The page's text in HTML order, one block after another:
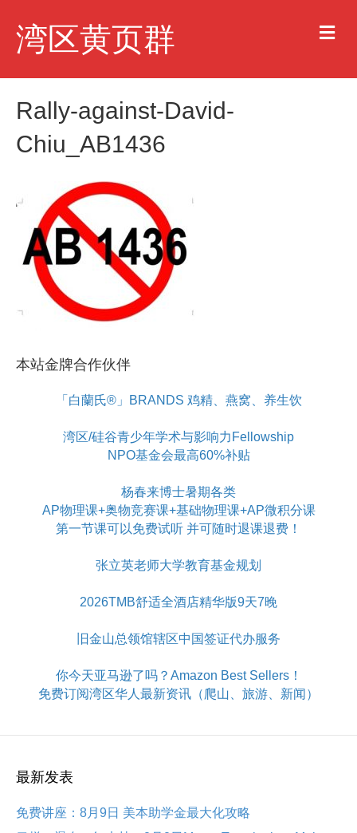
湾区黄页群 M
e
u
Rally-against-David-
Chiu_AB1436
本站金牌合作伙伴
「白蘭氏®」BRANDS 鸡精、燕窝、养生饮
湾区/硅谷青少年学术与影响力Fellowship
NPO基金会最高60%补贴
杨春来博士暑期各类
AP物理课+奥物竞赛课+基础物理课+AP微积分课
第一节课可以免费试听 并可随时退课退费！
张立英老师大学教育基金规划
2026TMB舒适全酒店精华版9天7晚
旧金山总领馆辖区中国签证代办服务
你今天亚马逊了吗？Amazon Best Sellers！
免费订阅湾区华人最新资讯（爬山、旅游、新闻）
最新发表
免费讲座：8月9日 美本助学金最大化攻略